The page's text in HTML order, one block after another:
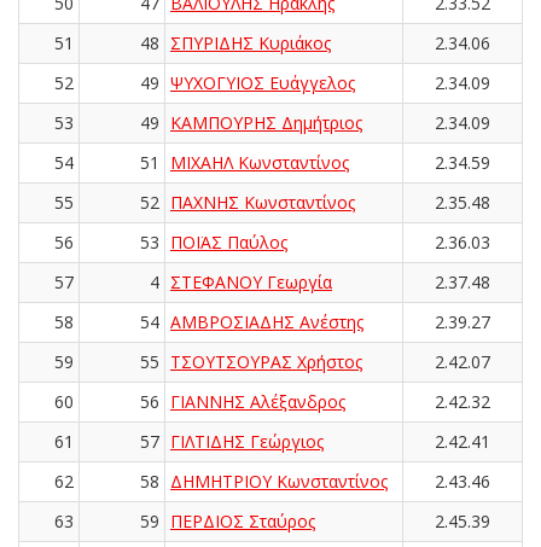
51
48 ΣΠΥΡΙΔΗΣ Κυριάκος
2.34.06
52
49 ΨΥΧΟΓΥΙΟΣ Ευάγγελος
2.34.09
53
49 ΚΑΜΠΟΥΡΗΣ Δημήτριος
2.34.09
54
51 ΜΙΧΑΗΛ Κωνσταντίνος
2.34.59
55
52 ΠΑΧΝΗΣ Κωνσταντίνος
2.35.48
56
53 ΠΟΪΑΣ Παύλος
2.36.03
57
4 ΣΤΕΦΑΝΟΥ Γεωργία
2.37.48
58
54 ΑΜΒΡΟΣΙΑΔΗΣ Ανέστης
2.39.27
59
55 ΤΣΟΥΤΣΟΥΡΑΣ Χρήστος
2.42.07
60
56 ΓΙΑΝΝΗΣ Αλέξανδρος
2.42.32
61
57 ΓΙΛΤΙΔΗΣ Γεώργιος
2.42.41
62
58 ΔΗΜΗΤΡΙΟΥ Κωνσταντίνος
2.43.46
63
59 ΠΕΡΔΙΟΣ Σταύρος
2.45.39